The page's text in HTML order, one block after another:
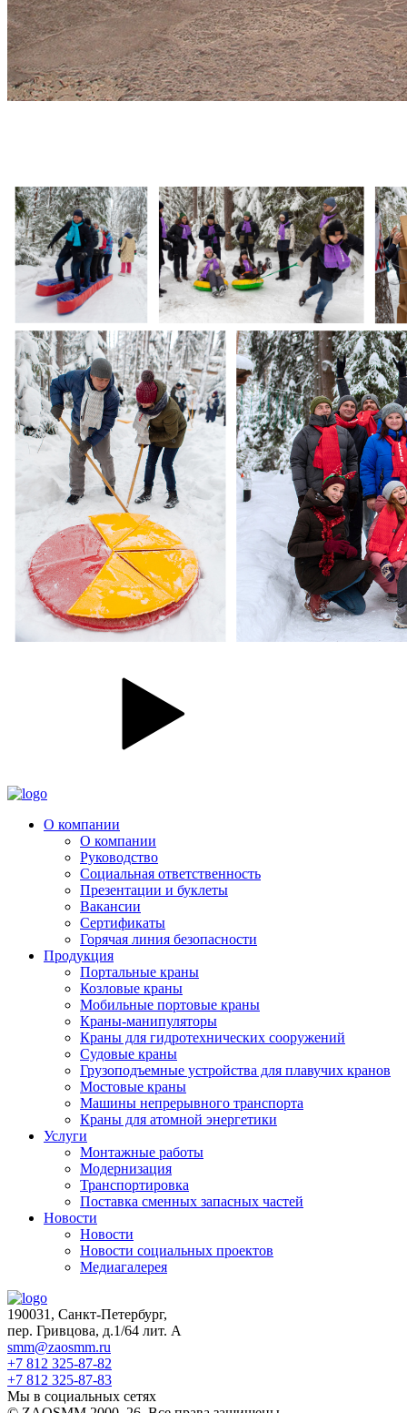
О компании
О компании
Руководство
Социальная ответственность
Презентации и буклеты
Вакансии
Сертификаты
Горячая линия безопасности
Продукция
Портальные краны
Козловые краны
Мобильные портовые краны
Краны-манипуляторы
Краны для гидротехнических сооружений
Судовые краны
Грузоподъемные устройства для плавучих кранов
Мостовые краны
Машины непрерывного транспорта
Краны для атомной энергетики
Услуги
Монтажные работы
Модернизация
Транспортировка
Поставка сменных запасных частей
Новости
Новости
Новости социальных проектов
Медиагалерея
190031, Санкт-Петербург,
пер. Гривцова, д.1/64 лит. А
smm@zaosmm.ru
+7 812 325-87-82
+7 812 325-87-83
Мы в социальных сетях